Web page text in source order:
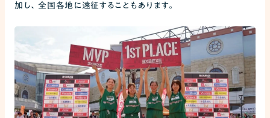
加し、全国各地に遠征することもあります。